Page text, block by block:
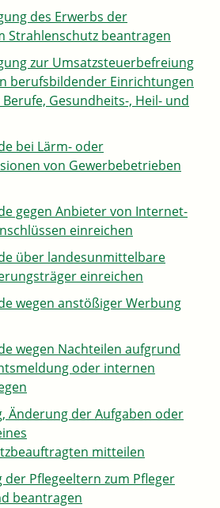
des Erwerbs der
Strahlenschutz beantragen
zur Umsatzsteuerbefreiung
berufsbildender Einrichtungen
Gesundheits-, Heil- und
bei Lärm- oder
von Gewerbebetrieben
gegen Anbieter von Internet-
einreichen
über landesunmittelbare
einreichen
wegen anstößiger Werbung
wegen Nachteilen aufgrund
oder internen
Änderung der Aufgaben oder
mitteilen
der Pflegeeltern zum Pfleger
beantragen